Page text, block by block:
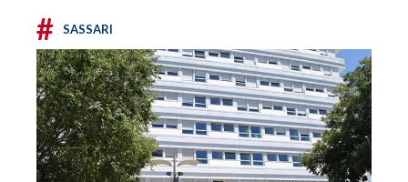
# SASSARI